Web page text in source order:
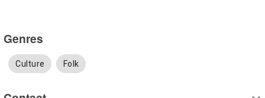
Genres
Culture Folk